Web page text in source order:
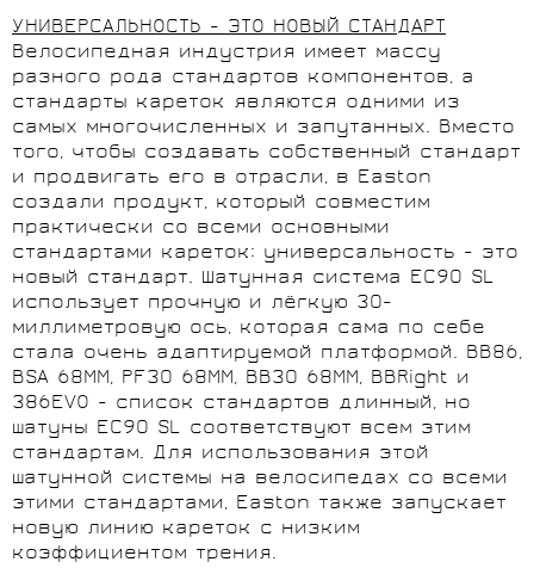
УНИВЕРСАЛЬНОСТЬ - ЭТО НОВЫЙ СТАНДАРТ
Велосипедная индустрия имеет массу
разного рода стандартов компонентов, а
стандарты кареток являются одними из
самых многочисленных и запутанных. Вместо
того, чтобы создавать собственный стандарт
и продвигать его в отрасли, в Easton
создали продукт, который совместим
практически со всеми основными
стандартами кареток: универсальность - это
новый стандарт. Шатунная система EC90 SL
использует прочную и лёгкую 30-
миллиметровую ось, которая сама по себе
стала очень адаптируемой платформой. BB86,
BSA 68MM, PF30 68MM, BB30 68MM, BBRight и
386EVO - список стандартов длинный, но
шатуны EC90 SL соответствуют всем этим
стандартам. Для использования этой
шатунной системы на велосипедах со всеми
этими стандартами, Easton также запускает
новую линию кареток с низким
коэффициентом трения.